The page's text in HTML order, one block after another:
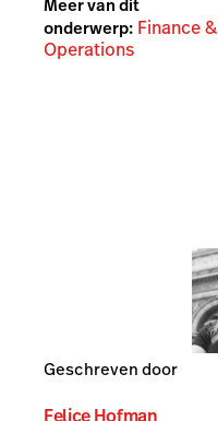
onderwerp: Finance &
Operations
Geschreven door